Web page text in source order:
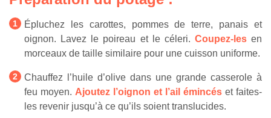
Épluchez les carottes, pommes de terre, panais et
oignon. Lavez le poireau et le céleri. Coupez-lesen
morceaux de taille similaire pour une cuisson uniforme.
Chauffez l’huile d’olive dans une grande casserole à
feu moyen. Ajoutez l’oignon et l’ail émincés et faites-
les revenir jusqu’à ce qu’ils soient translucides.